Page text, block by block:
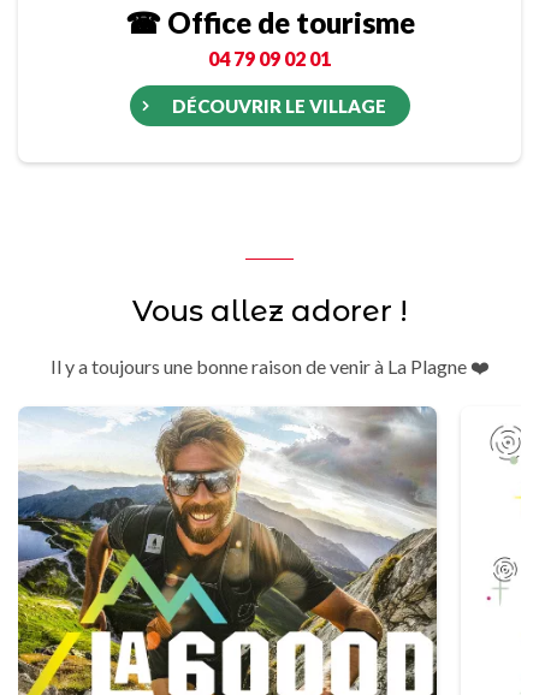
☎ Office de tourisme
04 79 09 02 01
DÉCOUVRIR LE VILLAGE
Vous allez adorer !
Il y a toujours une bonne raison de venir à La Plagne ❤️